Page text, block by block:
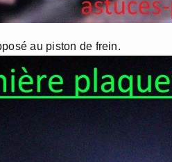
au piston de frein.